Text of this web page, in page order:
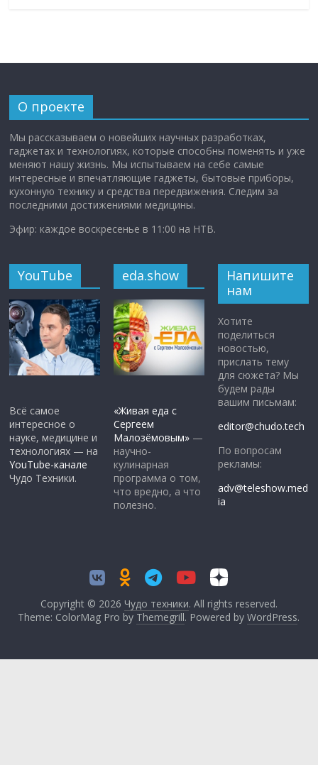
О проекте
Мы рассказываем о новейших научных разработках,
гаджетах и технологиях, которые способны поменять и уже
меняют нашу жизнь. Мы испытываем на себе самые
интересные и впечатляющие гаджеты, бытовые приборы,
кухонную технику и средства передвижения. Следим за
последними достижениями медицины.
Эфир: каждое воскресенье в 11:00 на НТВ.
YouTube
Всё самое
интересное о
науке, медицине и
технологиях — на
YouTube-канале
Чудо Техники.
eda.show
«Живая еда с
Сергеем
Малозёмовым» —
научно-
кулинарная
программа о том,
что вредно, а что
полезно.
Напишите
нам
Хотите
поделиться
новостью,
прислать тему
для сюжета? Мы
будем рады
вашим письмам:
editor@chudo.tech
По вопросам
рекламы:
adv@teleshow.med
ia
Copyright © 2026 Чудо техники. All rights reserved.
Theme: ColorMag Pro by Themegrill. Powered byWordPress.